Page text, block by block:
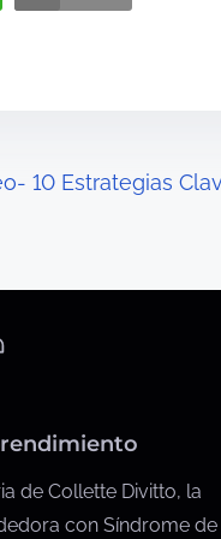
10 Estrategias
de Collette Divitto, la
con Síndrome de